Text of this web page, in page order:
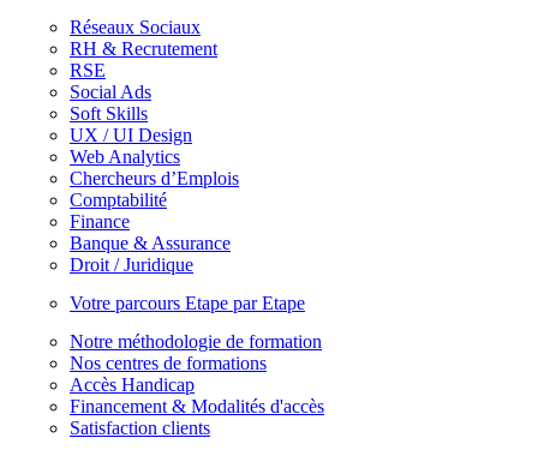
Réseaux Sociaux
RH & Recrutement
RSE
Social Ads
Soft Skills
UX / UI Design
Web Analytics
Chercheurs d’Emplois
Comptabilité
Finance
Banque & Assurance
Droit / Juridique
Votre parcours Etape par Etape
Notre méthodologie de formation
Nos centres de formations
Accès Handicap
Financement & Modalités d'accès
Satisfaction clients